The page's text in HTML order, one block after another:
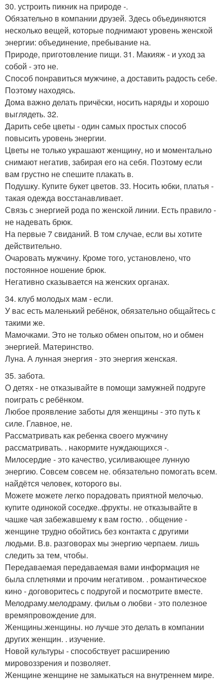
30. устроить пикник на природе -.
Обязательно в компании друзей. Здесь объединяются
несколько вещей, которые поднимают уровень женской
энергии: объединение, пребывание на.
Природе, приготовление пищи. 31. Макияж - и уход за
собой - это не.
Способ понравиться мужчине, а доставить радость себе.
Поэтому находясь.
Дома важно делать причёски, носить наряды и хорошо
выглядеть. 32.
Дарить себе цветы - один самых простых способ
повысить уровень энергии.
Цветы не только украшают женщину, но и моментально
снимают негатив, забирая его на себя. Поэтому если
вам грустно не спешите плакать в.
Подушку. Купите букет цветов. 33. Носить юбки, платья -
такая одежда восстанавливает.
Связь с энергией рода по женской линии. Есть правило -
не надевать брюк.
На первые 7 свиданий. В том случае, если вы хотите
действительно.
Очаровать мужчину. Кроме того, установлено, что
постоянное ношение брюк.
Негативно сказывается на женских органах.
34. клуб молодых мам - если.
У вас есть маленький ребёнок, обязательно общайтесь с
такими же.
Мамочками. Это не только обмен опытом, но и обмен
энергией. Материнство.
Луна. А лунная энергия - это энергия женская.
35. забота.
О детях - не отказывайте в помощи замужней подруге
поиграть с ребёнком.
Любое проявление заботы для женщины - это путь к
силе. Главное, не.
Рассматривать как ребенка своего мужчину
рассматривать. . накормите нуждающихся -.
Милосердие - это качество, усиливающее лунную
энергию. Совсем совсем не. обязательно помогать всем.
найдётся человек, которого вы.
Можете можете легко порадовать приятной мелочью.
купите одинокой соседке..фрукты. не отказывайте в
чашке чая забежавшему к вам гостю. . общение -
женщине трудно обойтись без контакта с другими
людьми. В.в. разговорах мы энергию черпаем. лишь
следить за тем, чтобы.
Передаваемая передаваемая вами информация не
была сплетнями и прочим негативом. . романтическое
кино - договоритесь с подругой и посмотрите вместе.
Мелодраму.мелодраму. фильм о любви - это полезное
времяпровождение для.
Женщины.женщины. но лучше это делать в компании
других женщин. . изучение.
Новой культуры - способствует расширению
мировоззрения и позволяет.
Женщине женщине не замыкаться на внутреннем мире.